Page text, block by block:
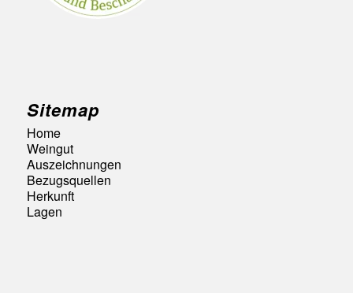
Sitemap
Home
Weingut
Auszeichnungen
Bezugsquellen
Herkunft
Lagen